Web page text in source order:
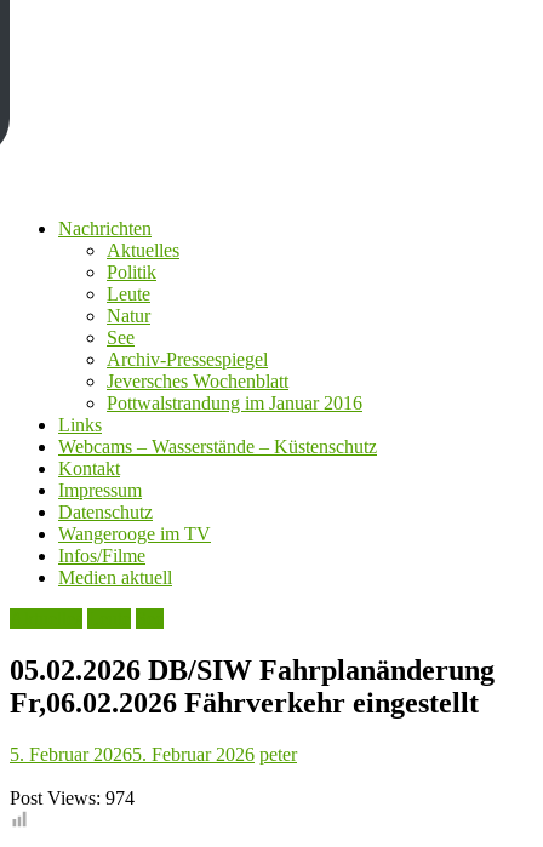
Nachrichten
Aktuelles
Politik
Leute
Natur
See
Archiv-Pressespiegel
Jeversches Wochenblatt
Pottwalstrandung im Januar 2016
Links
Webcams – Wasserstände – Küstenschutz
Kontakt
Impressum
Datenschutz
Wangerooge im TV
Infos/Filme
Medien aktuell
05.02.2026 DB/SIW Fahrplanänderung
Fr,06.02.2026 Fährverkehr eingestellt
5. Februar 20265. Februar 2026 peter
Post Views: 974